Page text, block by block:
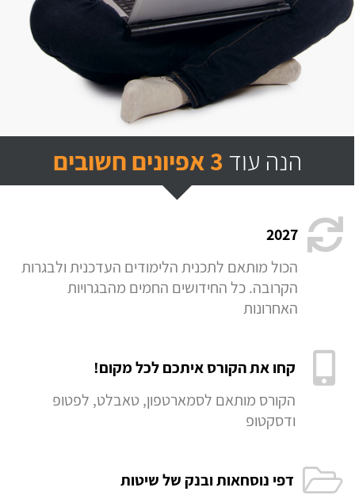
הנה עוד 3 אפיונים חשובים
2027
הכול מותאם לתכנית הלימודים העדכנית ולבגרות
הקרובה. כל החידושים החמים מהבגרויות
האחרונות
קחו את הקורס איתכם לכל מקום!
הקורס מותאם לסמארטפון, טאבלט, לפטופ
ודסקטופ
דפי נוסחאות ובנק של שיטות